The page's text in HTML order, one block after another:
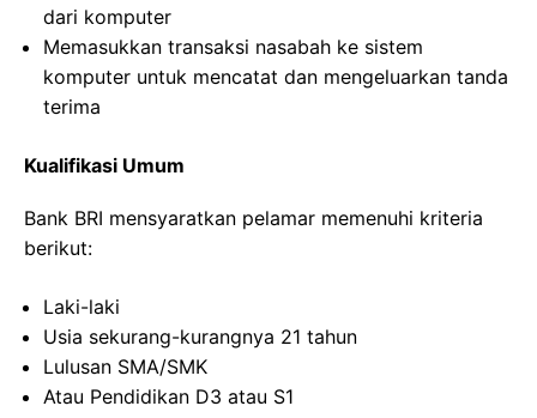
dari komputer
Memasukkan transaksi nasabah ke sistem
komputer untuk mencatat dan mengeluarkan tanda
terima
Kualifikasi Umum
Bank BRI mensyaratkan pelamar memenuhi kriteria
berikut:
Laki-laki
Usia sekurang-kurangnya 21 tahun
Lulusan SMA/SMK
Atau Pendidikan D3 atau S1